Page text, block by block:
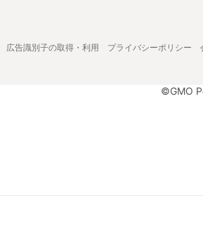
広告識別子の取得・利用 プライバシーポリシー
©GMO